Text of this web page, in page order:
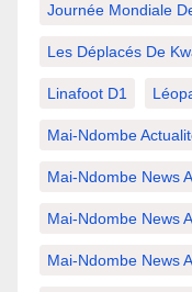
Journée Mondiale
Les Déplacés De
Linafoot D1
Mai-Ndombe
Mai-Ndombe News
Mai-Ndombe News
Mai-Ndombe News